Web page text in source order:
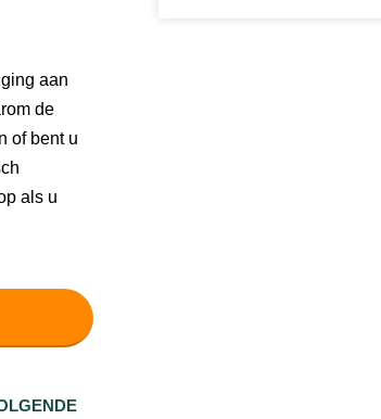
aan
de
of bent u
als u